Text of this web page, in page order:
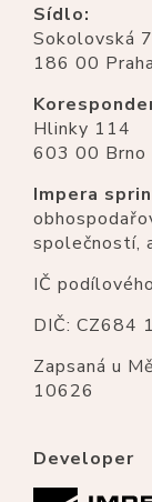
Sídlo:
Sokolovská
186 00 Praha
Hlinky 114
603 00 Brno
Impera
společností,
IČ
DIČ: CZ684
Zapsaná u
10626
Developer